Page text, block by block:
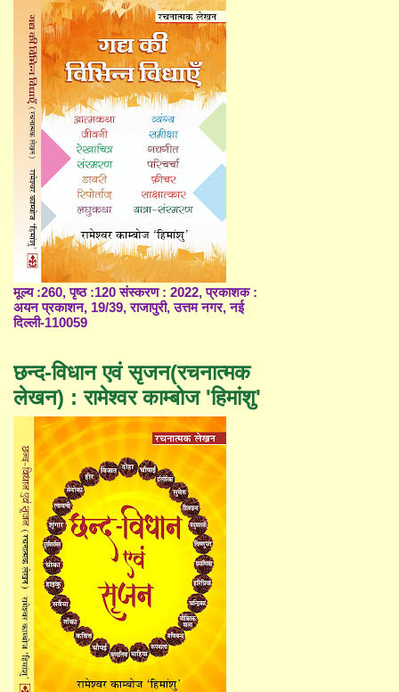
मूल्य :260, पृष्ठ :120 संस्करण : 2022, प्रकाशक :
अयन प्रकाशन, 19/39, राजापुरी, उत्तम नगर, नई
दिल्ली-110059
छन्द-विधान एवं सृजन(रचनात्मक
लेखन) : रामेश्वर काम्बोज 'हिमांशु'